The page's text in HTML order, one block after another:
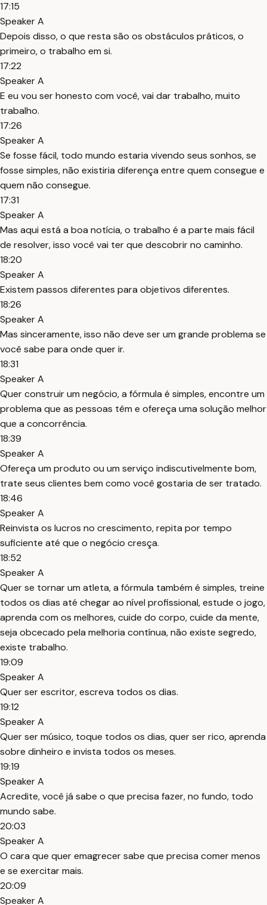
17:15
Speaker A
Depois disso, o que resta são os obstáculos práticos, o
primeiro, o trabalho em si.
17:22
Speaker A
E eu vou ser honesto com você, vai dar trabalho, muito
trabalho.
17:26
Speaker A
Se fosse fácil, todo mundo estaria vivendo seus sonhos, se
fosse simples, não existiria diferença entre quem consegue e
quem não consegue.
17:31
Speaker A
Mas aqui está a boa notícia, o trabalho é a parte mais fácil
de resolver, isso você vai ter que descobrir no caminho.
18:20
Speaker A
Existem passos diferentes para objetivos diferentes.
18:26
Speaker A
Mas sinceramente, isso não deve ser um grande problema se
você sabe para onde quer ir.
18:31
Speaker A
Quer construir um negócio, a fórmula é simples, encontre um
problema que as pessoas têm e ofereça uma solução melhor
que a concorrência.
18:39
Speaker A
Ofereça um produto ou um serviço indiscutivelmente bom,
trate seus clientes bem como você gostaria de ser tratado.
18:46
Speaker A
Reinvista os lucros no crescimento, repita por tempo
suficiente até que o negócio cresça.
18:52
Speaker A
Quer se tornar um atleta, a fórmula também é simples, treine
todos os dias até chegar ao nível profissional, estude o jogo,
aprenda com os melhores, cuide do corpo, cuide da mente,
seja obcecado pela melhoria contínua, não existe segredo,
existe trabalho.
19:09
Speaker A
Quer ser escritor, escreva todos os dias.
19:12
Speaker A
Quer ser músico, toque todos os dias, quer ser rico, aprenda
sobre dinheiro e invista todos os meses.
19:19
Speaker A
Acredite, você já sabe o que precisa fazer, no fundo, todo
mundo sabe.
20:03
Speaker A
O cara que quer emagrecer sabe que precisa comer menos
e se exercitar mais.
20:09
Speaker A